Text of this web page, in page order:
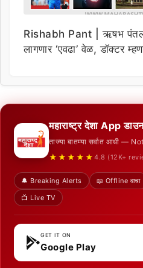
Rishabh Pant | ऋषभ पंतला
लागणार ‘एवढा’ वेळ, डॉक्टर
महाराष्ट्र देशा App
ताज्या बातम्या सर्वात आधी —
★★★★★ 4.8 (12K+
🔔 Breaking Alerts 📖 Offline वाचा
📺 Live TV
GET IT ON
Google Play